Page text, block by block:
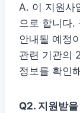
A. 이 지원사
으로 합니다.
안내될 예정
관련 기관의
정보를 확인
Q2. 지원받